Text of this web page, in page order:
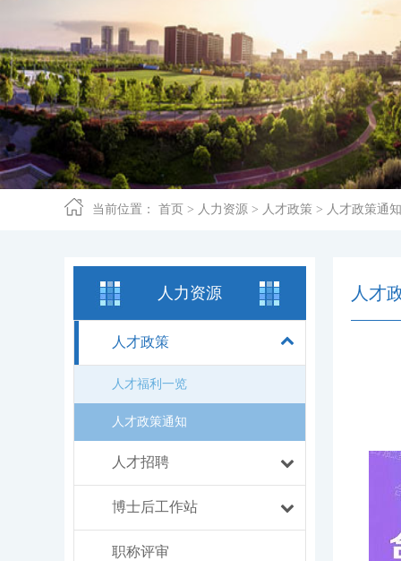
当前位置： 首页 > 人力资源 > 人才政策 > 人才政策通知
人力资源
人才政策
人才福利一览
人才政策通知
人才招聘
博士后工作站
职称评审
人才